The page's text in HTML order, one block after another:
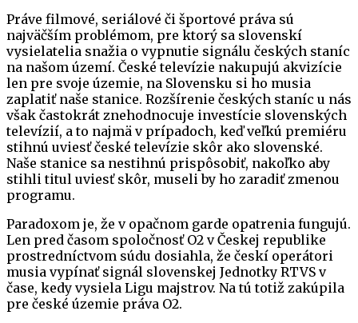
Práve filmové, seriálové či športové práva sú
najväčším problémom, pre ktorý sa slovenskí
vysielatelia snažia o vypnutie signálu českých staníc
na našom území. České televízie nakupujú akvizície
len pre svoje územie, na Slovensku si ho musia
zaplatiť naše stanice. Rozšírenie českých staníc u nás
však častokrát znehodnocuje investície slovenských
televízií, a to najmä v prípadoch, keď veľkú premiéru
stihnú uviesť české televízie skôr ako slovenské.
Naše stanice sa nestihnú prispôsobiť, nakoľko aby
stihli titul uviesť skôr, museli by ho zaradiť zmenou
programu.
Paradoxom je, že v opačnom garde opatrenia fungujú.
Len pred časom spoločnosť O2 v Českej republike
prostredníctvom súdu dosiahla, že českí operátori
musia vypínať signál slovenskej Jednotky RTVS v
čase, kedy vysiela Ligu majstrov. Na tú totiž zakúpila
pre české územie práva O2.